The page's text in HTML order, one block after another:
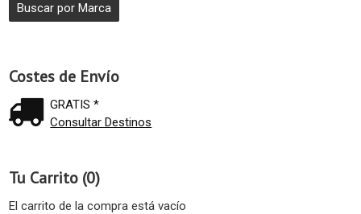
Costes de Envío
GRATIS *
Consultar Destinos
Tu Carrito (0)
El carrito de la compra está vacío